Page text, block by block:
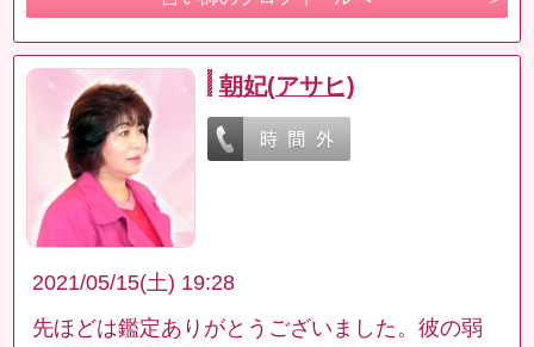
朝妃(アサヒ)
2021/05/15(土) 19:28
先ほどは鑑定ありがとうございました。彼の弱